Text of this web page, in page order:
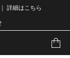
詳細はこちら